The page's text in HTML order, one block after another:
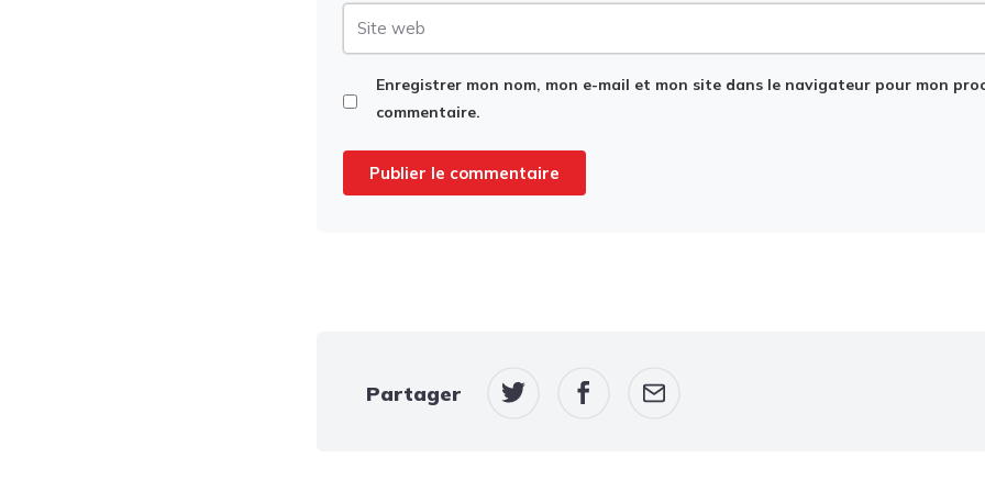
Enregistrer mon nom, mon e-mail et mon site dans le navigateur pour mon
commentaire.
Partager